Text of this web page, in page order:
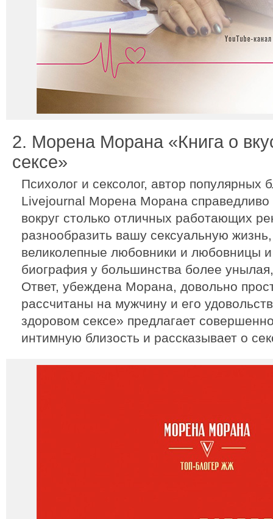
2. Морена Морана «Книга о
сексе»
Психолог и сексолог, автор популярных
Livejournal Морена Морана справедливо
вокруг столько отличных работающих
разнообразить вашу сексуальную
великолепные любовники и любовницы
биография у большинства более
Ответ, убеждена Морана, довольно
рассчитаны на мужчину и его
здоровом сексе» предлагает
интимную близость и рассказывает о